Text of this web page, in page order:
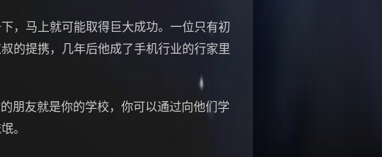
马上就可能取得巨大成功。一位只有初
的提携，几年后他成了手机行业的行家里
友就是你的学校，你可以通过向他们学
。